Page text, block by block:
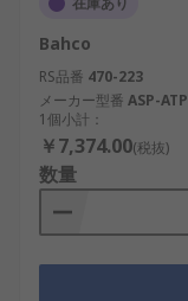
Bahco
RS品番 470-223
メーカー型番 ASP-ATP
1個小計：
￥7,374.00(税抜)
数量